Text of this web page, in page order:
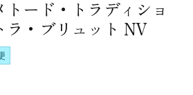
トード・トラディショ
ラ・ブリュット NV